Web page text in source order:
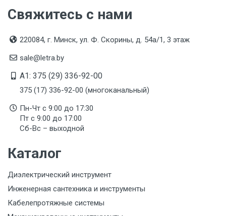
Свяжитесь с нами
220084, г. Минск, ул. Ф. Скорины, д. 54а/1, 3 этаж
sale@letra.by
A1: 375 (29) 336-92-00
375 (17) 336-92-00 (многоканальный)
Пн-Чт с 9:00 до 17:30
Пт с 9:00 до 17:00
Сб-Вс – выходной
Каталог
Диэлектрический инструмент
Инженерная сантехника и инструменты
Кабелепротяжные системы